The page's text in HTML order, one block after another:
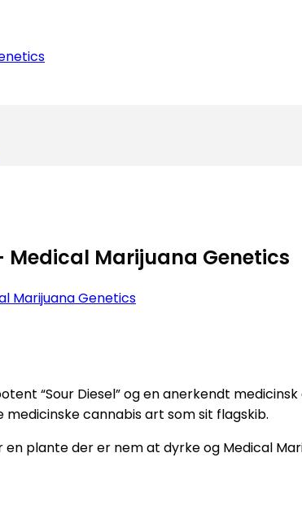
Medical Marijuana Genetics
Marijuana Genetics
“Sour Diesel” og en anerkendt
cannabis art som sit flagskib.
en plante der er nem at dyrke og Medical